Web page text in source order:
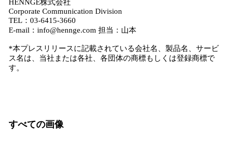
HENNGE株式会社
Corporate Communication Division
TEL：03-6415-3660
E-mail：info@hennge.com 担当：山本
*本プレスリリースに記載されている会社名、製品名、サービ
ス名は、当社または各社、各団体の商標もしくは登録商標で
す。
すべての画像